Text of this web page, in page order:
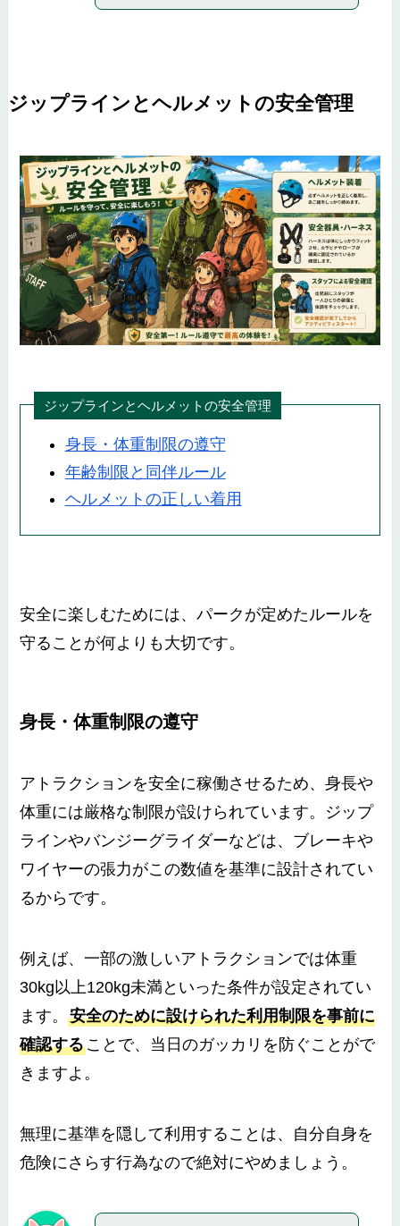
ジップラインとヘルメットの安全管理
ジップラインとヘルメットの安全管理
身長・体重制限の遵守
年齢制限と同伴ルール
ヘルメットの正しい着用
安全に楽しむためには、パークが定めたルールを
守ることが何よりも大切です。
身長・体重制限の遵守
アトラクションを安全に稼働させるため、身長や
体重には厳格な制限が設けられています。ジップ
ラインやバンジーグライダーなどは、ブレーキや
ワイヤーの張力がこの数値を基準に設計されてい
るからです。
例えば、一部の激しいアトラクションでは体重
30kg以上120kg未満といった条件が設定されてい
ます。安全のために設けられた利用制限を事前に
確認することで、当日のガッカリを防ぐことがで
きますよ。
無理に基準を隠して利用することは、自分自身を
危険にさらす行為なので絶対にやめましょう。